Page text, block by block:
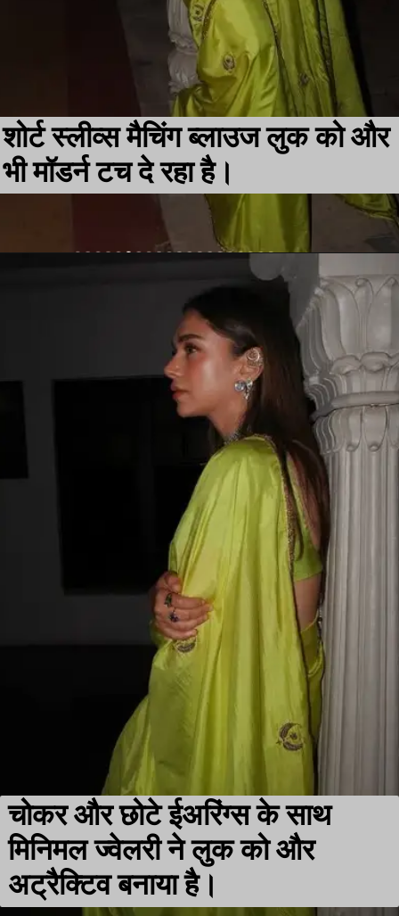
शोर्ट स्लीव्स मैचिंग ब्लाउज लुक को और
भी मॉडर्न टच दे रहा है।
चोकर और छोटे ईअरिंग्स के साथ
मिनिमल ज्वेलरी ने लुक को और
अट्रैक्टिव बनाया है।